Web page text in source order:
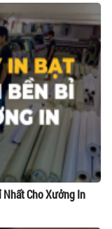
Nhất Cho Xưởng In